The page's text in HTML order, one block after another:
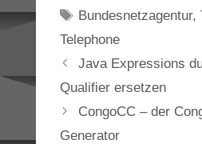
Tags
Bundesnetzagentur,
Telephone
Java Expressions
Qualifier ersetzen
CongoCC – der
Generator